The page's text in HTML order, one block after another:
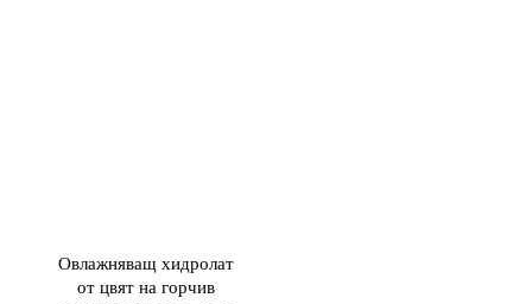
Овлажняващ хидролат
от цвят на горчив